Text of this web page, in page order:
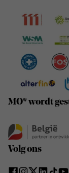
MO* wordt
Volg ons